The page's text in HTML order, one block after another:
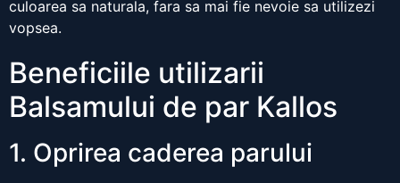
culoarea sa naturala, fara sa mai fie nevoie sa utilizezi
vopsea.
Beneficiile utilizarii
Balsamului de par Kallos
1. Oprirea caderea parului